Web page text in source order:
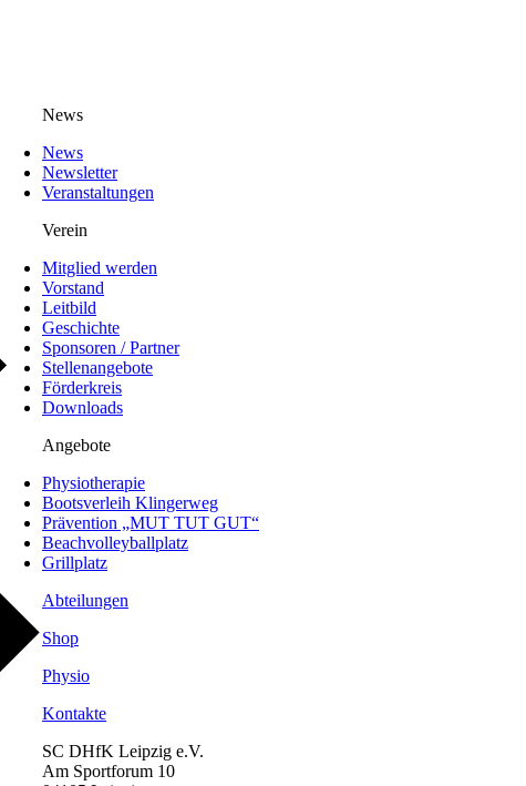
News
News
Newsletter
Veranstaltungen
Verein
Mitglied werden
Vorstand
Leitbild
Geschichte
Sponsoren / Partner
Stellenangebote
Förderkreis
Downloads
Angebote
Physiotherapie
Bootsverleih Klingerweg
Prävention „MUT TUT GUT“
Beachvolleyballplatz
Grillplatz
Abteilungen
Shop
Physio
Kontakte
SC DHfK Leipzig e.V.
Am Sportforum 10